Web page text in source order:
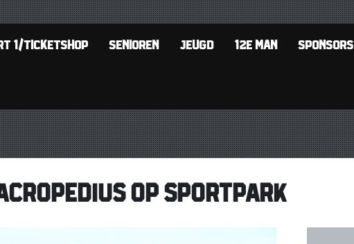
1/TICKETSHOP SENIOREN JEUGD 12E MAN SPONSORS
OP SPORTPARK